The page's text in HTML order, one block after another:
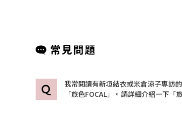
途中到這間精巧的店舖逛逛。
我常閱讀有新垣結衣或米倉涼子專訪
「旅色FOCAL」。請詳細介紹一下「